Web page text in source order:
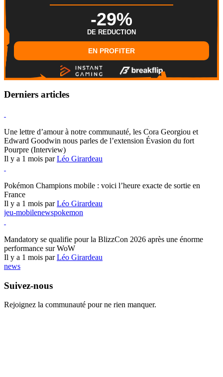
-29%
DE REDUCTION
EN PROFITER
Derniers articles
Une lettre d’amour à notre communauté, les Cora Georgiou et
Edward Goodwin nous parles de l’extension Évasion du fort
Pourpre (Interview)
Il y a 1 mois parLéo Girardeau
Pokémon Champions mobile : voici l’heure exacte de sortie en
France
Il y a 1 mois parLéo Girardeau
jeu-mobilenewspokemon
Mandatory se qualifie pour la BlizzCon 2026 après une énorme
performance sur WoW
Il y a 1 mois parLéo Girardeau
news
Suivez-nous
Rejoignez la communauté pour ne rien manquer.